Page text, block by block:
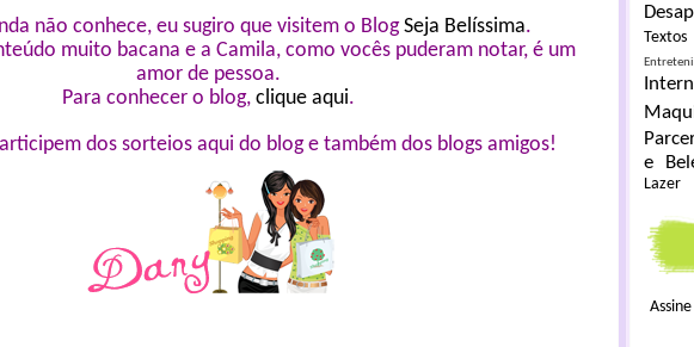
não conhece, eu sugiro que visitem o BlogSeja Belíssima.
muito bacana e a Camila, como vocês puderam notar, é um
amor de pessoa.
Para conhecer o blog, clique aqui.
dos sorteios aqui do blog e também dos blogs amigos!
Textos
e
Lazer